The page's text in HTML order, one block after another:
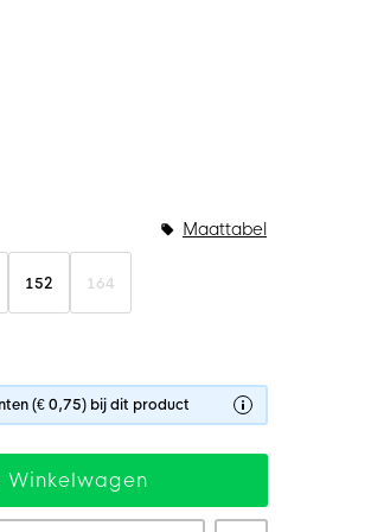
152 164
Maattabel
(€ 0,75) bij dit product
Winkelwagen